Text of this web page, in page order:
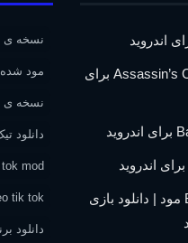
دانلود Assassin’s Creed IV: Black Flag برای
Bully : Anniversary Edition مود | دانلود بازی
نسخه ی
مود شده
نسخه ی
دانلود
mod
tik tok
دانلود